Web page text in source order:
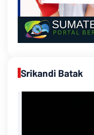
Srikandi Batak